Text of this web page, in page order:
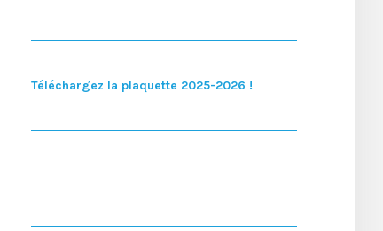
Téléchargez la plaquette 2025-2026 !